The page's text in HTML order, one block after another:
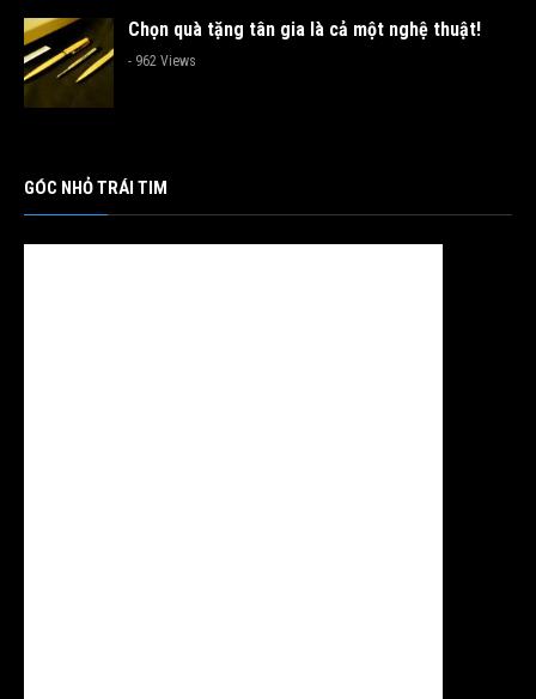
Chọn quà tặng tân gia là cả một nghệ thuật!
- 962 Views
GÓC NHỎ TRÁI TIM